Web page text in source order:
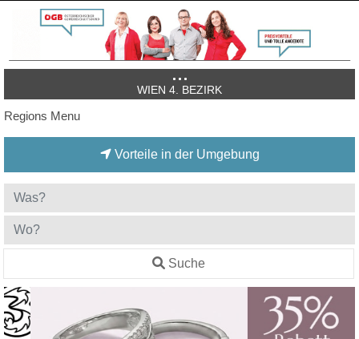
WIEN 4. BEZIRK
Regions Menu
Vorteile in der Umgebung
Suche